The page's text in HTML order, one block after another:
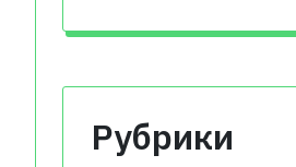
Рубрики